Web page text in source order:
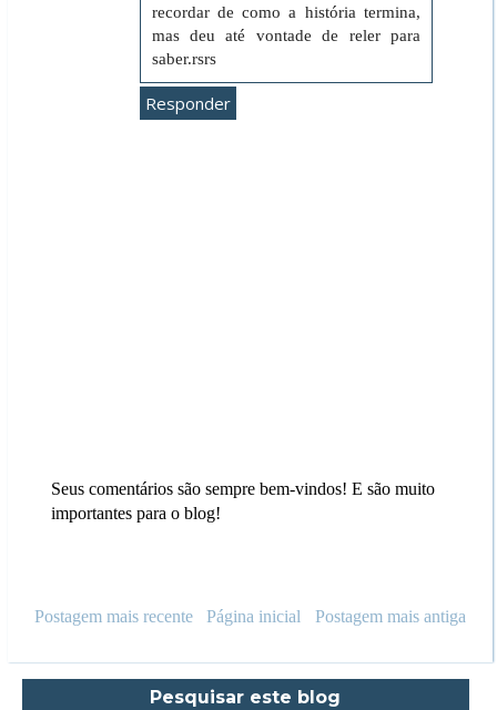
recordar de como a história termina,
mas deu até vontade de reler para
saber.rsrs
Responder
Seus comentários são sempre bem-vindos! E são muito
importantes para o blog!
Postagem mais recente Postagem mais antiga
Página inicial
Pesquisar este blog